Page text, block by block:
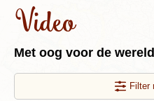
Video
Met oog voor de wereld
Filter